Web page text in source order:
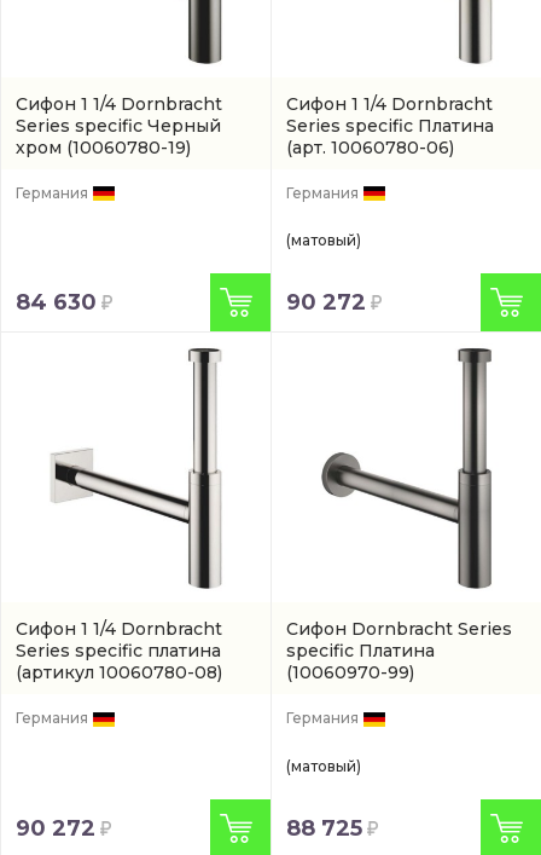
Сифон 1 1/4 Dornbracht
Series specific Черный
хром (10060780-19)
Германия
84 630
Сифон 1 1/4 Dornbracht
Series specific Платина
(арт. 10060780-06)
Германия
(матовый)
90 272
Сифон 1 1/4 Dornbracht
Series specific платина
(артикул 10060780-08)
Германия
90 272
Сифон Dornbracht Series
specific Платина
(10060970-99)
Германия
(матовый)
88 725